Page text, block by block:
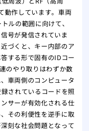
償
動作しています。車両
ルの範囲に向けて、
号が発信されていま
づくと、キー内部のア
する形で固有のIDコー
のやり取りはわずか数
車両側のコンピュータ
されているコードを照
サーが有効化される仕
その利便性を逆手に取
刻な社会問題となって